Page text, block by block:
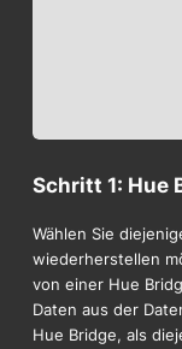
Schritt 1: Hue
Wählen Sie
wiederherstellen
von einer Hue
Daten aus der
Hue Bridge, als